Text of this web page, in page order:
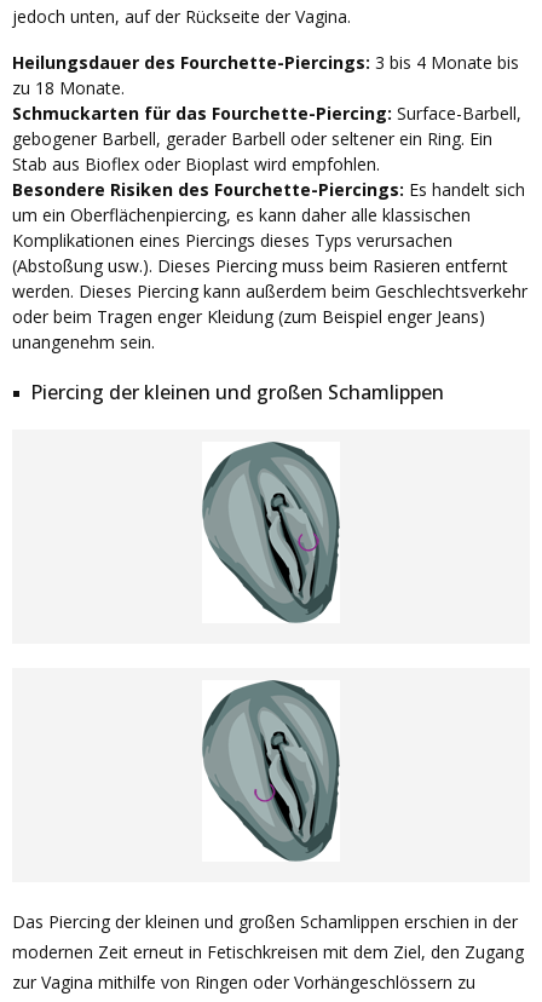
jedoch unten, auf der Rückseite der Vagina.
Heilungsdauer des Fourchette-Piercings: 3 bis 4 Monate bis
zu 18 Monate.
Schmuckarten für das Fourchette-Piercing: Surface-Barbell,
gebogener Barbell, gerader Barbell oder seltener ein Ring. Ein
Stab aus Bioflex oder Bioplast wird empfohlen.
Besondere Risiken des Fourchette-Piercings: Es handelt sich
um ein Oberflächenpiercing, es kann daher alle klassischen
Komplikationen eines Piercings dieses Typs verursachen
(Abstoßung usw.). Dieses Piercing muss beim Rasieren entfernt
werden. Dieses Piercing kann außerdem beim Geschlechtsverkehr
oder beim Tragen enger Kleidung (zum Beispiel enger Jeans)
unangenehm sein.
Piercing der kleinen und großen Schamlippen
Das Piercing der kleinen und großen Schamlippen erschien in der
modernen Zeit erneut in Fetischkreisen mit dem Ziel, den Zugang
zur Vagina mithilfe von Ringen oder Vorhängeschlössern zu